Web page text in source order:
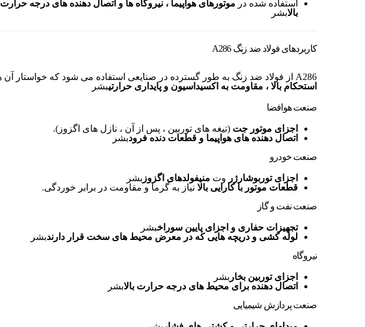
استفاده شده در موتورهای هواپیما ، نیروگاه ها و اتصال دهنده های درجه حرارت
بالابشر
کاربردهای فولاد ضد زنگ A286
A286 از فولاد ضد زنگ به طور گسترده در صنایعی استفاده می شود که خواستار آن هستند
استحکام بالا ، مقاومت به اکسیداسیون و پایداری حرارتیبشر
صنعت هوافضا
اجزای موتور جت (تیغه های توربین ، پس از آن ، نازل های اگزوز).
اتصال دهنده های هواپیما و قطعات دنده فرودبشر
صنعت خودرو
اجزای توربوشارژر وت منیفولدهای اگزوز بشر
قطعات موتور با کارایی بالا نیاز به گرما و مقاومت در برابر خوردگی.
صنعت نفت و گاز
تجهیزات حفاری و اجزای پایین سوراخبشر
لوله کشی و دریچه هایی که در معرض محیط های سخت قرار دارندبشر
نیروگاه
اجزای توربین بخار بشر
اتصال دهنده برای محیط های درجه حرارت بالابشر
صنعت پردازش شیمیایی